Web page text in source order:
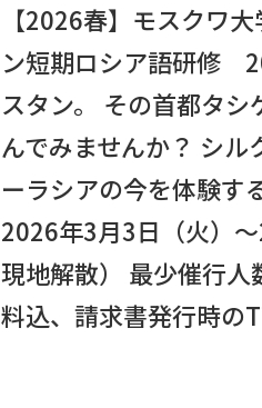
【2026春】モスクワ
ン短期ロシア語研修
スタン。 その首都タ
んでみませんか？ シ
ーラシアの今を体験
2026年3月3日（火）
現地解散） 最少催行
料込、請求書発行時の